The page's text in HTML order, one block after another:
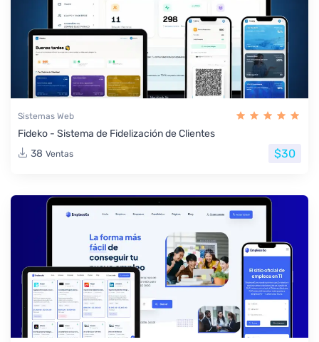
Sistemas Web
Fideko - Sistema de Fidelización de Clientes
38 Ventas $30